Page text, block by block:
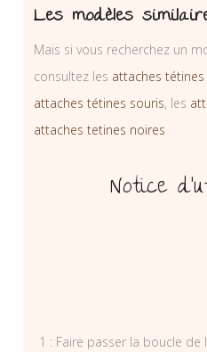
Les modèles
Mais si vous recherchez un
consultez les attaches
attaches tétines souris, les
attaches tetines noires
Notice
1 : Faire passer la boucle de